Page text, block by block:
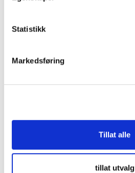
Statistikk
Markedsføring
Tillat alle
tillat utvalg